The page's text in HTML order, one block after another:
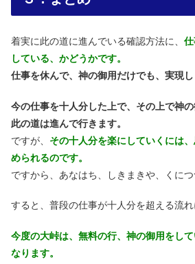
着実に此の道に進んでいる確認方法に、
している、かどうかです。
仕事を休んで、神の御用だけでも、実現し
今の仕事を十人分した上で、その上で神の
此の道は進んで行きます。
ですが、 その十人分を楽にしていくには
められるのです。
ですから、あなはち、しきまきや、くにつ
すると、普段の仕事が十人分を超える流れ
今度の大峠は、無料の行、神の御用をし
なります。